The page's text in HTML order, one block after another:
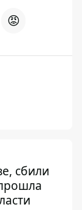
😡
сбили